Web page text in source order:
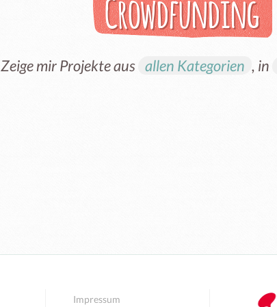
Crowdfunding
Zeige mir Projekte aus allen Kategorien , in
Impressum